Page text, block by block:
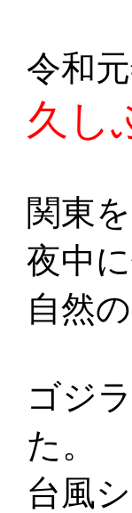
令和
久し
関東
夜中
自然
ゴジ
た。
台風